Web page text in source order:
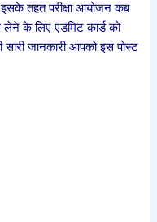
तहत परीक्षा आयोजन कब
लेने के लिए एडमिट कार्ड को
जानकारी आपको इस पोस्ट